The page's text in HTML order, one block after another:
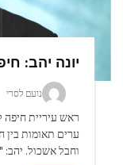
יונה יהב:
נועם לסרי
ראש עיריית חיפה
ערים תאומות בין
וחבל אשכול. יהב: